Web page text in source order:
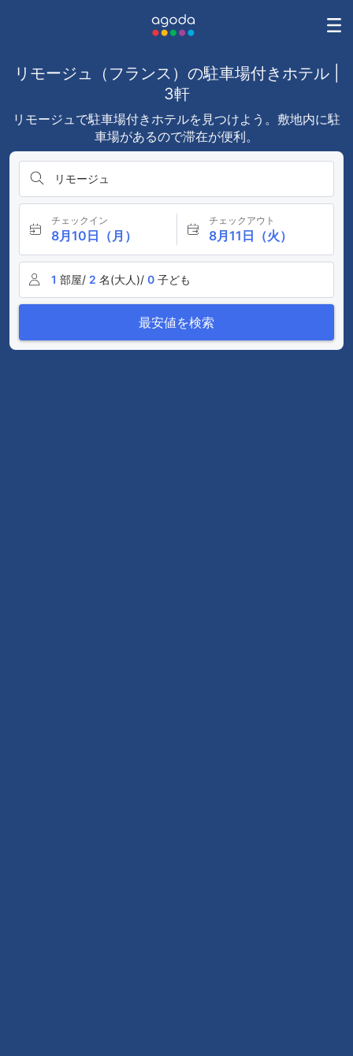
リモージュ（フランス）の駐車場付きホテル |
3軒
リモージュで駐車場付きホテルを見つけよう。敷地内に駐
車場があるので滞在が便利。
リモージュ
チェックイン
8月10日（月）
チェックアウト
8月11日（火）
1 部屋/ 2 名(大人)/ 0 子ども
最安値を検索